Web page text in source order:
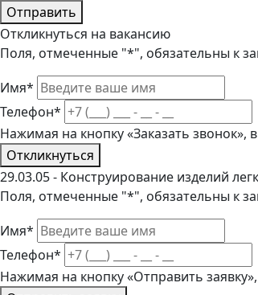
Отправить
Откликнуться на вакансию
Поля, отмеченные "*", обязательны к
Имя*
Телефон*
Нажимая на кнопку «Заказать звонок»,
Откликнуться
29.03.05 - Конструирование изделий
Поля, отмеченные "*", обязательны к
Имя*
Телефон*
Нажимая на кнопку «Отправить